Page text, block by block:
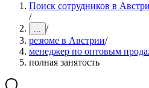
Поиск сотрудников в
/
... /
резюме в Австрии/
менеджер по оптовым
полная занятость